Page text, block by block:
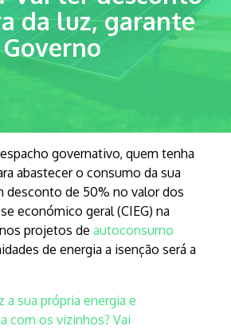
da luz, garante
Governo
governativo, quem tenha
abastecer o consumo da sua
desconto de 50% no valor dos
económico geral (CIEG) na
projetos de autoconsumo
de energia a isenção será a
a sua própria energia e
com os vizinhos? Vai